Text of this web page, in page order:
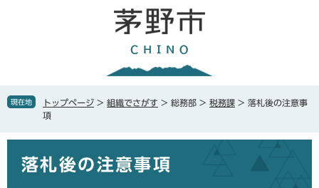
で
ば
本
現在地 トップページ > 組織でさがす > 総務部 > 税務課 > 落札後の注意事
項
落札後の注意事項